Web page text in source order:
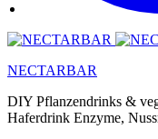
NECTARBAR
DIY Pflanzendrinks &
Haferdrink Enzyme,